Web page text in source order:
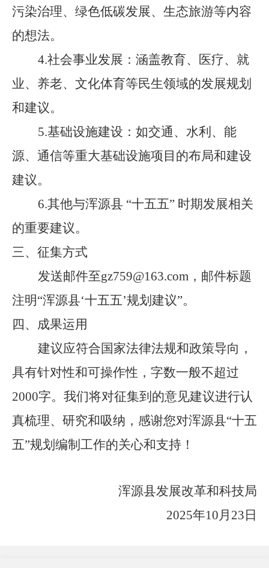
污染治理、绿色低碳发展、生态旅游等内容
的想法。
4.社会事业发展：涵盖教育、医疗、就
业、养老、文化体育等民生领域的发展规划
和建议。
5.基础设施建设：如交通、水利、能
源、通信等重大基础设施项目的布局和建设
建议。
6.其他与浑源县 “十五五” 时期发展相关
的重要建议。
三、征集方式
发送邮件至gz759@163.com，邮件标题
注明“浑源县‘十五五’规划建议”。
四、 成果运用
建议应符合国家法律法规和政策导向，
具有针对性和可操作性，字数一般不超过
2000字。我们将对征集到的意见建议进行认
真梳理、研究和吸纳，感谢您对浑源县“十五
五”规划编制工作的关心和支持！
浑源县发展改革和科技局
2025年10月 23 日